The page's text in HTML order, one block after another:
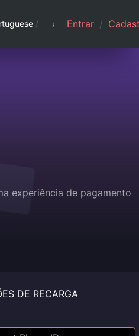
/ Entrar /
experiência de pagamento
DE RECARGA